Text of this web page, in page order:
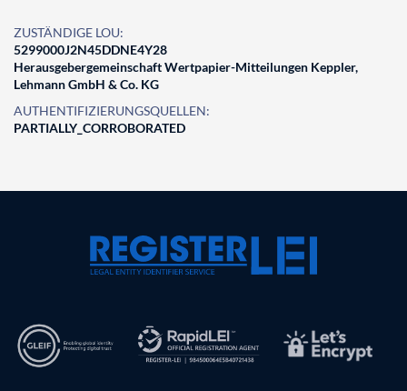
ZUSTÄNDIGE LOU:
5299000J2N45DDNE4Y28
Herausgebergemeinschaft Wertpapier-Mitteilungen Keppler,
Lehmann GmbH & Co. KG
AUTHENTIFIZIERUNGSQUELLEN:
PARTIALLY_CORROBORATED